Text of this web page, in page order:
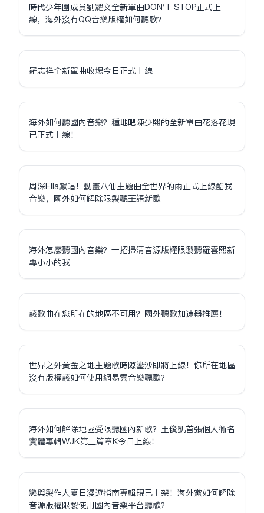
時代少年團成員劉耀文全新單曲DON'T STOP正式上
線，海外沒有QQ音樂版權如何聽歌？
羅志祥全新單曲收場今日正式上線
海外如何聽國內音樂？種地吧陳少熙的全新單曲花落花現
已正式上線！
周深Ella獻唱！動畫八仙主題曲全世界的雨正式上線酷我
音樂，國外如何解除限制聽華語新歌
海外怎麼聽國內音樂？一招掃清音源版權限制聽羅雲熙新
專小小的我
該歌曲在您所在的地區不可用？國外聽歌加速器推薦！
世界之外黃金之地主題歌時隙鎏沙即將上線！你所在地區
沒有版權該如何使用網易雲音樂聽歌？
海外如何解除地區受限聽國內新歌？王俊凱首張個人同名
實體專輯WJK第三篇章K今日上線！
戀與製作人夏日漫遊指南專輯現已上架！海外黨如何解除
音源版權限制使用國內音樂平台聽歌？